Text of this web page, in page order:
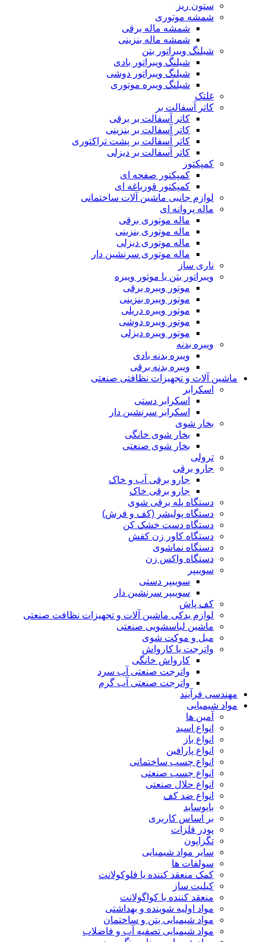
ستون ریز
شمشه موتوری
شمشه ماله برقی
شمشه ماله بنزینی
شیلنگ ویبراتور بتن
شیلنگ ویبراتور بادی
شیلنگ ویبراتور دوشی
شیلنگ ویبره موتوری
غلتک
کاتر آسفالت بر
کاتر آسفالت بر برقی
کاتر آسفالت بر بنزینی
کاتر آسفالت بر پشت تراکتوری
کاتر آسفالت بر دیزلی
کمپکتور
کمپکتور صفحه ای
کمپکتور قورباغه ای
لوازم جانبی ماشین آلات ساختمانی
ماله پروانه ای
ماله موتوری برقی
ماله موتوری بنزینی
ماله موتوری دیزلی
ماله موتوری سرنشین دار
ناری ساز
ویبراتور بتن یا موتور ویبره
موتور ویبره برقی
موتور ویبره بنزینی
موتور ویبره دریلی
موتور ویبره دوشی
موتور ویبره دیزلی
ویبره بدنه
ویبره بدنه بادی
ویبره بدنه برقی
ماشین آلات و تجهیزات نظافتی صنعتی
اسکرابر
اسکرابر دستی
اسکرابر سرنشین دار
بخار شوی
بخار شوی خانگی
بخار شوی صنعتی
ترولی
جارو برقی
جارو برقی آب و خاک
جارو برقی خاک
دستگاه پله برقی شوی
دستگاه پولیشر (کف و فرش)
دستگاه دست خشک کن
دستگاه کاور زن کفش
دستگاه نماشوی
دستگاه واکس زن
سوییپر
سوییپر دستی
سوییپر سرنشین دار
کف پاش
لوازم یدکی ماشین آلات و تجهیزات نظافت صنعتی
ماشین لباسشویی صنعتی
مبل و موکت شوی
واترجت یا کارواش
کارواش خانگی
واترجت صنعتی آب سرد
واترجت صنعتی آب گرم
مهندسی فرآیند
مواد شیمیایی
آمین ها
انواع اسید
انواع باز
انواع پارافین
انواع چسب ساختمانی
انواع چسب صنعتی
انواع حلال صنعتی
انواع ضد کف
بایوساید
بر اساس کاربری
پودر فلزات
تگزاپون
سایر مواد شیمیایی
سولفات ها
کمک منعقد کننده یا فلوکولانت
کیلیت ساز
منعقد کننده یا کواگولانت
مواد اولیه شوینده و بهداشتی
مواد شیمیایی بتن و ساختمان
مواد شیمیایی تصفیه آب و فاضلاب